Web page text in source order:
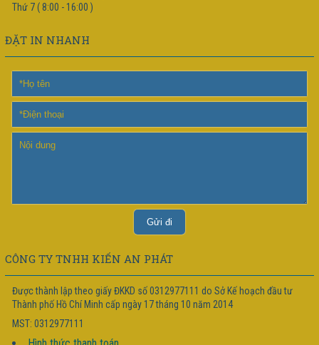
Thứ 7 ( 8:00 - 16:00 )
ĐẶT IN NHANH
CÔNG TY TNHH KIẾN AN PHÁT
Được thành lập theo giấy ĐKKD số 0312977111 do Sở Kế hoạch đầu tư
Thành phố Hồ Chí Minh cấp ngày 17 tháng 10 năm 2014
MST: 0312977111